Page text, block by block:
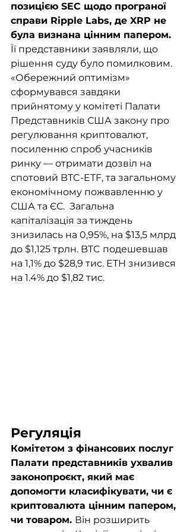
позицією SEC щодо програної
справи Ripple Labs, де XRP не
була визнана цінним папером.
Її представники заявляли, що
рішення суду було помилковим.
«Обережний оптимізм»
сформувався завдяки
прийнятому у комітеті Палати
Представників США закону про
регулювання криптовалют,
посиленню спроб учасників
ринку — отримати дозвіл на
спотовий BTC-ETF, та загальному
економічному пожвавленню у
США та ЄС.  Загальна
капіталізація за тиждень
знизилась на 0,95%, на $13,5 млрд
до $1,125 трлн. BTC подешевшав
на 1,1% до $28,9 тис. ETH знизився
на 1.4% до $1,82 тис.
Регуляція
Комітетом з фінансових послуг
Палати представників ухвалив
законопроєкт, який має
допомогти класифікувати, чи є
криптовалюта цінним папером,
чи товаром. Він розширить